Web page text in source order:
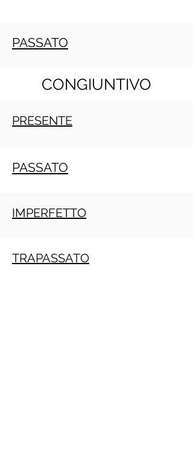
PASSATO
CONGIUNTIVO
PRESENTE
PASSATO
IMPERFETTO
TRAPASSATO